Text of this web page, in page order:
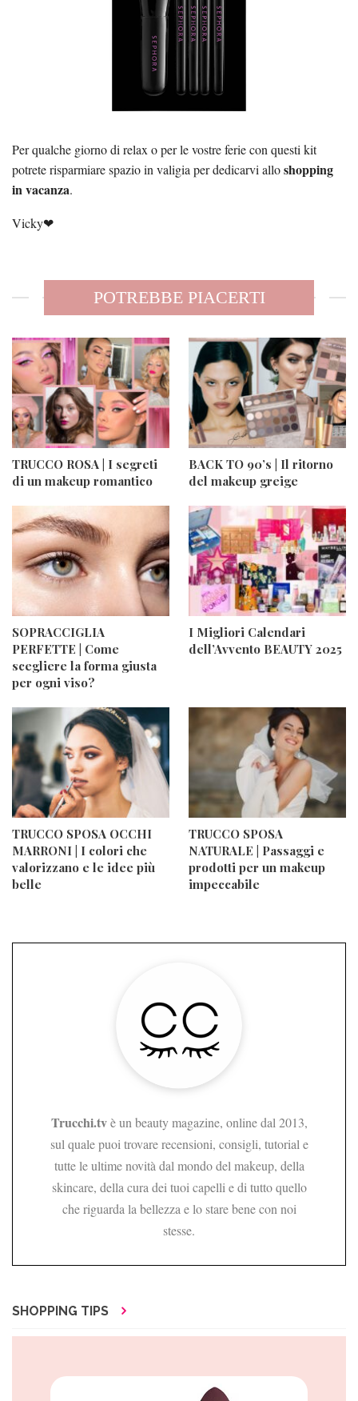
Per qualche giorno di relax o per le vostre ferie con questi kit
potrete risparmiare spazio in valigia per dedicarvi alloshopping
in vacanza.
Vicky❤
POTREBBE PIACERTI
TRUCCO ROSA | I segreti
di un makeup romantico
BACK TO 90’s | Il ritorno
del makeup greige
SOPRACCIGLIA
PERFETTE | Come
scegliere la forma giusta
per ogni viso?
I Migliori Calendari
dell’Avvento BEAUTY 2025
TRUCCO SPOSA OCCHI
MARRONI | I colori che
valorizzano e le idee più
belle
TRUCCO SPOSA
NATURALE | Passaggi e
prodotti per un makeup
impeccabile
Trucchi.tvè un beauty magazine, online dal 2013,
sul quale puoi trovare recensioni, consigli, tutorial e
tutte le ultime novità dal mondo del makeup, della
skincare, della cura dei tuoi capelli e di tutto quello
che riguarda la bellezza e lo stare bene con noi
stesse.
SHOPPING TIPS